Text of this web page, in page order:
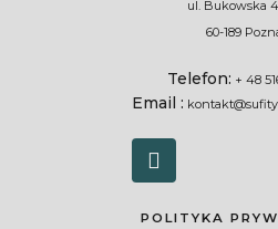
ul. Bukowska
60-189
Telefon: + 48
Email :
POLITYKA